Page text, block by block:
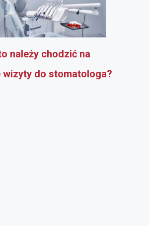
należy chodzić na
wizyty do stomatologa?